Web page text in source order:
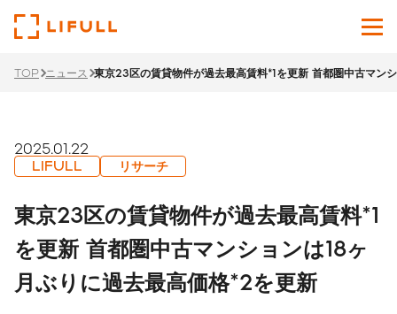
サービス
ニュース
サステナビリティ
TOP ニュース 東京23区の賃貸物件が過去最高賃料*1を更新 首都圏中古マン
2025.01.22
LIFULL リサーチ
東京23区の賃貸物件が過去最高賃料*1
を更新 首都圏中古マンションは18ヶ
月ぶりに過去最高価格*2を更新